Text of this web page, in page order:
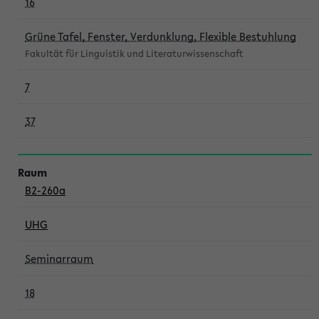
Grüne Tafel, Fenster, Verdunklung, Flexible Bestuhlung
Fakultät für Linguistik und Literaturwissenschaft
7
37
B2-260a
UHG
Seminarraum
18